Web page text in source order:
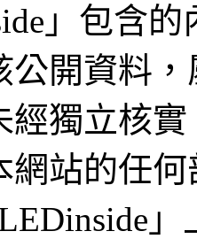
」包含
公開資料
經獨立核
網站的任